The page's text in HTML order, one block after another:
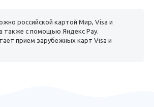
российской картой Мир, Visa и
также с помощью Яндекс Pay.
прием зарубежных карт Visa и